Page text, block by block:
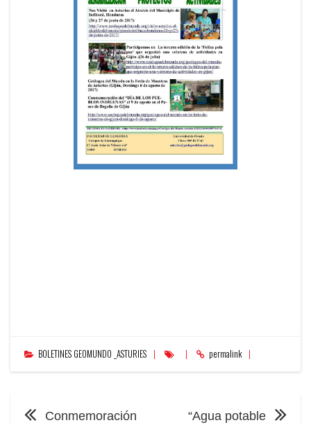
BOLETINES GEOMUNDO _ASTURIES permalink
Conmemoración “Agua potable